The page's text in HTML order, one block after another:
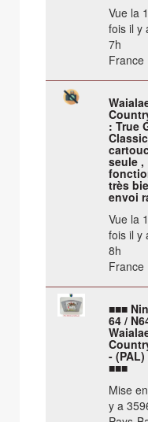
Vue la
fois il y
7h
France
: True
seule ,
très
envoi
Vue la
fois il y
8h
France
■■■
64 /
-
■■■
Mise
y a